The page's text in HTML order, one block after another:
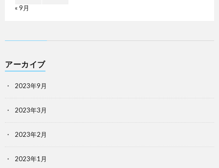
« 9月
アーカイブ
2023年9月
2023年3月
2023年2月
2023年1月